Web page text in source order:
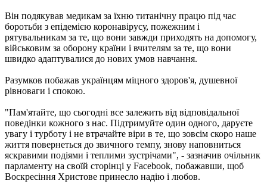
Він подякував медикам за їхню титанічну працю під час
боротьби з епідемією коронавірусу, пожежним і
рятувальникам за те, що вони завжди приходять на допомогу,
військовим за оборону країни і вчителям за те, що вони
швидко адаптувалися до нових умов навчання.
Разумков побажав українцям міцного здоров'я, душевної
рівноваги і спокою.
"Пам'ятайте, що сьогодні все залежить від відповідальної
поведінки кожного з нас. Підтримуйте один одного, даруєте
увагу і турботу і не втрачайте віри в те, що зовсім скоро наше
життя повернеться до звичного темпу, знову наповниться
яскравими подіями і теплими зустрічами", - зазначив очільник
парламенту на своїй сторінці у Facebook, побажавши, щоб
Воскресіння Христове принесло надію і любов.